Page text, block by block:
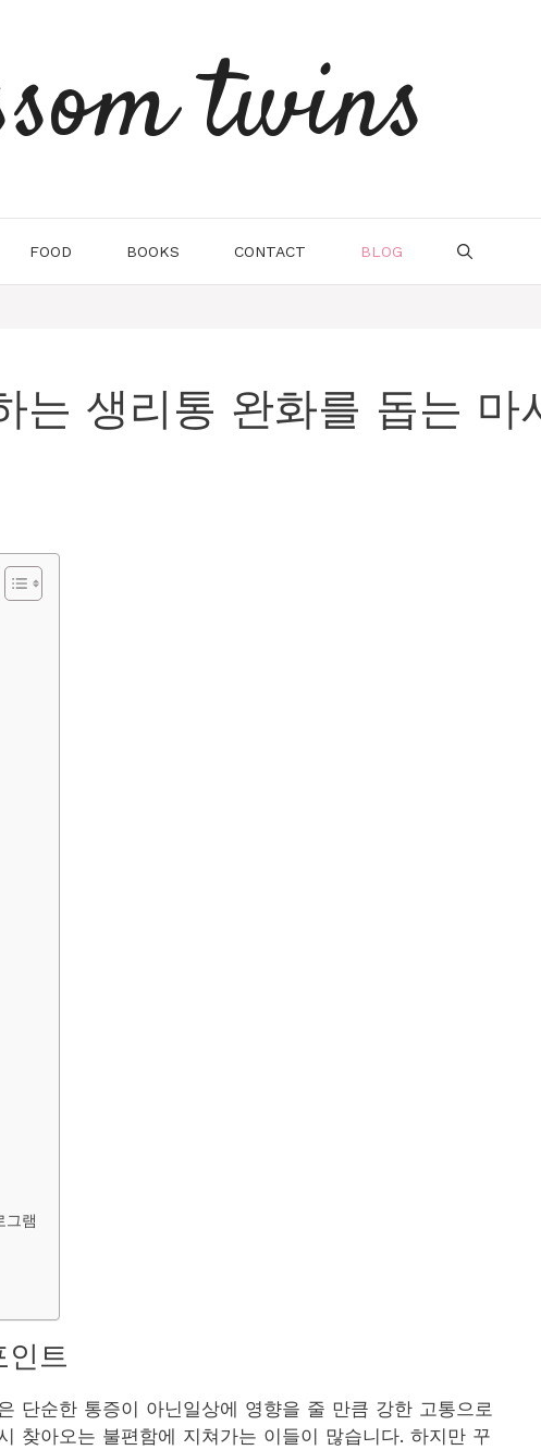
twins
FOOD BOOKS CONTACT BLOG
생리통 완화를 돕는 마
그램
인트
단순한 통증이 아닌일상에 영향을 줄 만큼 강한 고통으로
찾아오는 불편함에 지쳐가는 이들이 많습니다. 하지만 꾸